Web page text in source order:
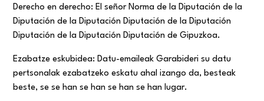
Derecho en derecho: El señor Norma de la Diputación de la
Diputación de la Diputación Diputación de la Diputación
Diputación de la Diputación Diputación de Gipuzkoa.
Ezabatze eskubidea: Datu-emaileak Garabideri su datu
pertsonalak ezabatzeko eskatu ahal izango da, besteak
beste, se se han se han se han se han lugar.